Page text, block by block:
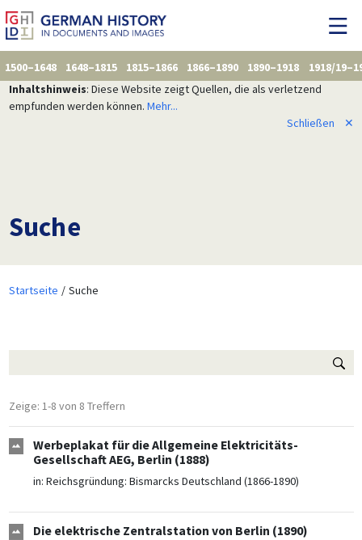
1500–1648 1648–1815 1815–1866 1866–1890 1890–1918
1918/
Inhaltshinweis: Diese Website zeigt Quellen, die als verletzend
empfunden werden können. Mehr...
Schließen
✕
Suche
Startseite Suche
Zeige: 1-8 von 8 Treffern
Werbeplakat für die Allgemeine Elektricitäts-
Gesellschaft AEG, Berlin (1888)
in: Reichsgründung: Bismarcks Deutschland (1866-1890)
Die elektrische Zentralstation von Berlin (1890)